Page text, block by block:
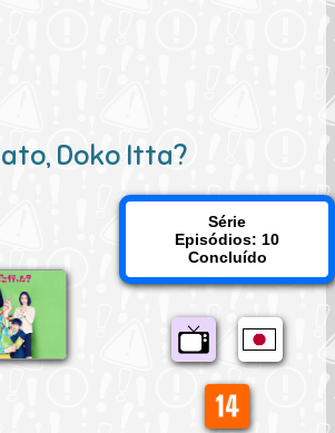
Doko Itta?
Série
Episódios: 10
Concluído